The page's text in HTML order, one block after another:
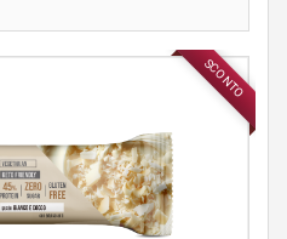
SCONTO
INTEGRATORI